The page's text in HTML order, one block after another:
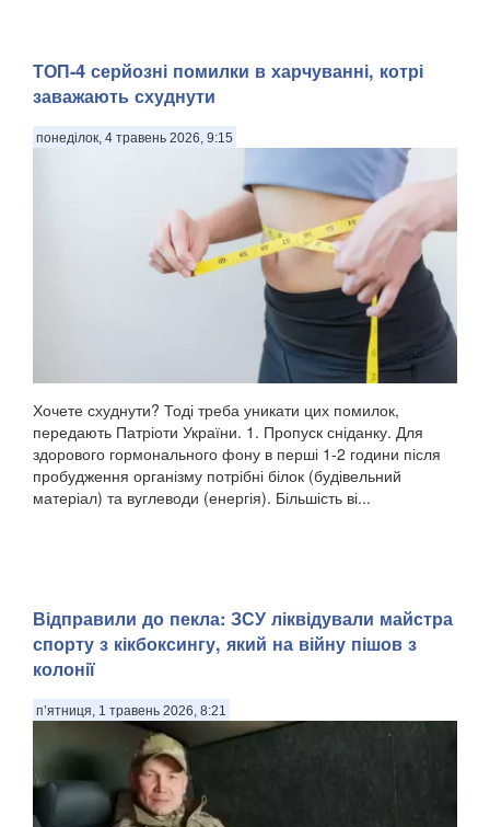
ТОП-4 серйозні помилки в харчуванні, котрі
заважають схуднути
понеділок, 4 травень 2026, 9:15
Хочете схуднути? Тоді треба уникати цих помилок,
передають Патріоти України. 1. Пропуск сніданку. Для
здорового гормонального фону в перші 1-2 години після
пробудження організму потрібні білок (будівельний
матеріал) та вуглеводи (енергія). Більшість ві...
Відправили до пекла: ЗСУ ліквідували майстра
спорту з кікбоксингу, який на війну пішов з
колонії
п’ятниця, 1 травень 2026, 8:21